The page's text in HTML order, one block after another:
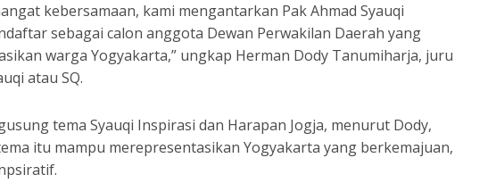
kebersamaan, kami mengantarkan Pak Ahmad Syauqi
sebagai calon anggota Dewan Perwakilan Daerah yang
warga Yogyakarta,” ungkap Herman Dody Tanumiharja, juru
atau SQ.
tema Syauqi Inspirasi dan Harapan Jogja, menurut Dody,
itu mampu merepresentasikan Yogyakarta yang berkemajuan,